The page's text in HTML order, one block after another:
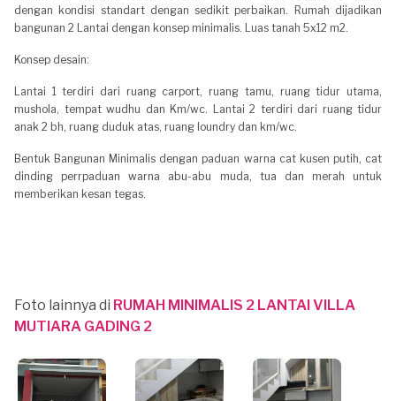
dengan kondisi standart dengan sedikit perbaikan. Rumah dijadikan
bangunan 2 Lantai dengan konsep minimalis. Luas tanah 5x12 m2.
Konsep desain:
Lantai 1 terdiri dari ruang carport, ruang tamu, ruang tidur utama,
mushola, tempat wudhu dan Km/wc. Lantai 2 terdiri dari ruang tidur
anak 2 bh, ruang duduk atas, ruang loundry dan km/wc.
Bentuk Bangunan Minimalis dengan paduan warna cat kusen putih, cat
dinding perrpaduan warna abu-abu muda, tua dan merah untuk
memberikan kesan tegas.
Foto lainnya di RUMAH MINIMALIS 2 LANTAI VILLA
MUTIARA GADING 2